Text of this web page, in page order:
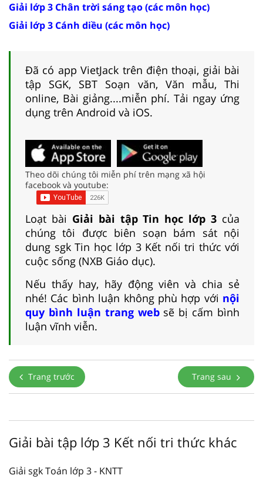
Giải lớp 3 Chân trời sáng tạo (các môn học)
Giải lớp 3 Cánh diều (các môn học)
Đã có app VietJack trên điện thoại, giải bài
tập SGK, SBT Soạn văn, Văn mẫu, Thi
online, Bài giảng....miễn phí. Tải ngay ứng
dụng trên Android và iOS.
Theo dõi chúng tôi miễn phí trên mạng xã hội
facebook và youtube:
Loạt bài Giải bài tập Tin học lớp 3 của
chúng tôi được biên soạn bám sát nội
dung sgk Tin học lớp 3 Kết nối tri thức với
cuộc sống (NXB Giáo dục).
Nếu thấy hay, hãy động viên và chia sẻ
nhé! Các bình luận không phù hợp với nội
quy bình luận trang websẽ bị cấm bình
luận vĩnh viễn.
Trang trước Trang sau
Giải bài tập lớp 3 Kết nối tri thức khác
Giải sgk Toán lớp 3 - KNTT